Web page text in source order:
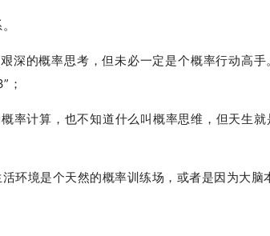
艰深的概率思考，但未必一定是个概率行动高
；
率计算，也不知道什么叫概率思维，但天生就
环境是个天然的概率训练场，或者是因为大脑